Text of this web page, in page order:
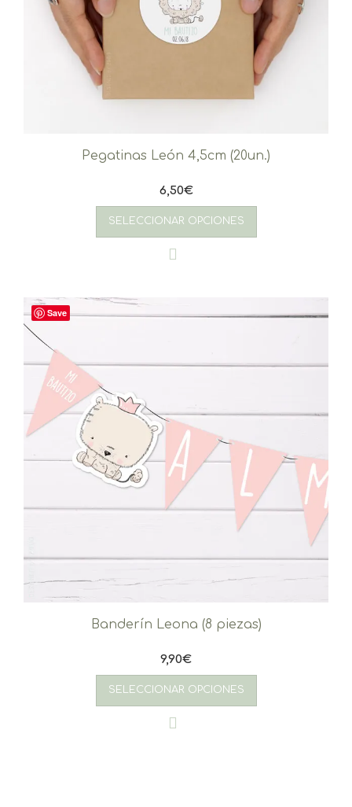
Pegatinas León 4,5cm (20un.)
6,50€
SELECCIONAR OPCIONES
Save
Banderín Leona (8 piezas)
9,90€
SELECCIONAR OPCIONES